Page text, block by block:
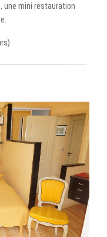
une mini restauration